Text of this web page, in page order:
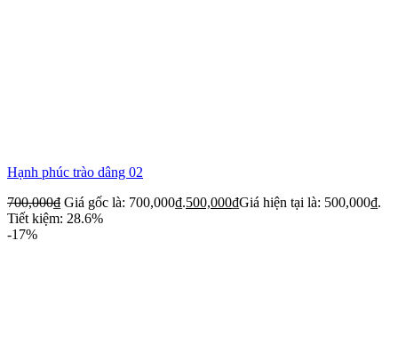
Hạnh phúc trào dâng 02
700,000₫ Giá gốc là: 700,000₫.500,000₫Giá hiện tại là: 500,000₫.
Tiết kiệm: 28.6%
-17%